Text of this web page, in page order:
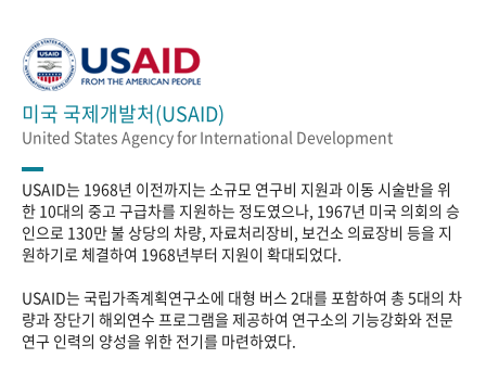
미국 국제개발처(USAID)
United States Agency for International Development
USAID는 1968년 이전까지는 소규모 연구비 지원과 이동 시술반을 위
한 10대의 중고 구급차를 지원하는 정도였으나, 1967년 미국 의회의 승
인으로 130만 불 상당의 차량, 자료처리장비, 보건소 의료장비 등을 지
원하기로 체결하여 1968년부터 지원이 확대되었다.
USAID는 국립가족계획연구소에 대형 버스 2대를 포함하여 총 5대의 차
량과 장단기 해외연수 프로그램을 제공하여 연구소의 기능강화와 전문
연구 인력의 양성을 위한 전기를 마련하였다.